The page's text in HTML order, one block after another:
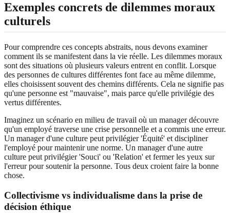
Exemples concrets de dilemmes moraux
culturels
Pour comprendre ces concepts abstraits, nous devons examiner
comment ils se manifestent dans la vie réelle. Les dilemmes moraux
sont des situations où plusieurs valeurs entrent en conflit. Lorsque
des personnes de cultures différentes font face au même dilemme,
elles choisissent souvent des chemins différents. Cela ne signifie pas
qu'une personne est "mauvaise", mais parce qu'elle privilégie des
vertus différentes.
Imaginez un scénario en milieu de travail où un manager découvre
qu'un employé traverse une crise personnelle et a commis une erreur.
Un manager d'une culture peut privilégier 'Équité' et discipliner
l'employé pour maintenir une norme. Un manager d'une autre
culture peut privilégier 'Souci' ou 'Relation' et fermer les yeux sur
l'erreur pour soutenir la personne. Tous deux croient faire la bonne
chose.
Collectivisme vs individualisme dans la prise de
décision éthique